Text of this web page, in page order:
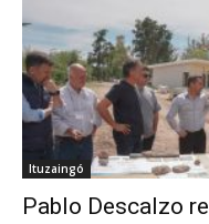
Ituzaingó
Pablo Descalzo